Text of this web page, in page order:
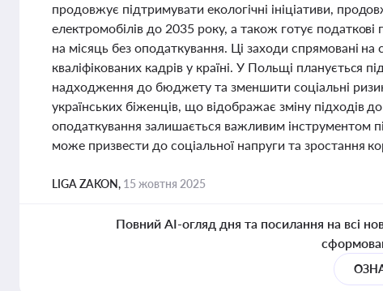
продовжує підтримувати екологічні ініціативи,
електромобілів до 2035 року, а також готує податкові
на місяць без оподаткування. Ці заходи спрямовані
кваліфікованих кадрів у країні. У Польщі планується
надходження до бюджету та зменшити соціальні
українських біженців, що відображає зміну підходів
оподаткування залишається важливим інструментом
може призвести до соціальної напруги та зростання
LIGA ZAKON, 15 жовтня 2025
Повний AI-огляд дня та посилання на всі